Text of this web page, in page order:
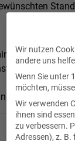
Felder
Uhrzeit zu
Wir nutzen
andere uns
Wenn Sie unter
möchten,
Wir verwenden
ihnen sind
zu verbessern.
Adressen), z. B.